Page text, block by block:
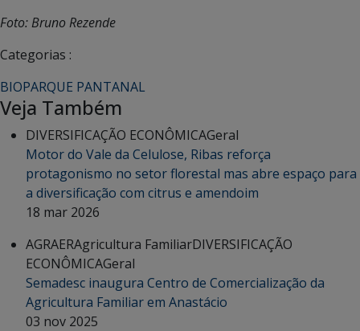
Foto: Bruno Rezende
Categorias :
BIOPARQUE PANTANAL
Veja Também
DIVERSIFICAÇÃO ECONÔMICAGeral
Motor do Vale da Celulose, Ribas reforça
protagonismo no setor florestal mas abre espaço para
a diversificação com citrus e amendoim
18 mar 2026
AGRAERAgricultura FamiliarDIVERSIFICAÇÃO
ECONÔMICAGeral
Semadesc inaugura Centro de Comercialização da
Agricultura Familiar em Anastácio
03 nov 2025